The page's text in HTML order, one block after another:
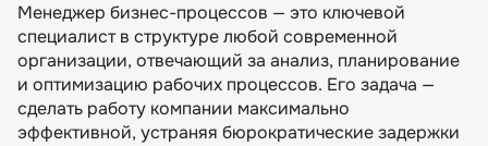
Какими знаниями и умениями должен
обладать менеджер бизнес процессов
Минимальные требования к кандидатам на
должность специалиста по бизнес процессам
Менеджер бизнес-процессов — это ключевой
специалист в структуре любой современной
организации, отвечающий за анализ, планирование
и оптимизацию рабочих процессов. Его задача —
сделать работу компании максимально
эффективной, устраняя бюрократические задержки